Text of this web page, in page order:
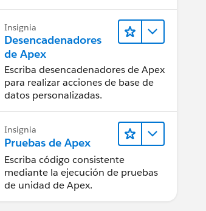
Insignia
Desencadenadores
de Apex
Escriba desencadenadores de Apex
para realizar acciones de base de
datos personalizadas.
Insignia
Pruebas de Apex
Escriba código consistente
mediante la ejecución de pruebas
de unidad de Apex.